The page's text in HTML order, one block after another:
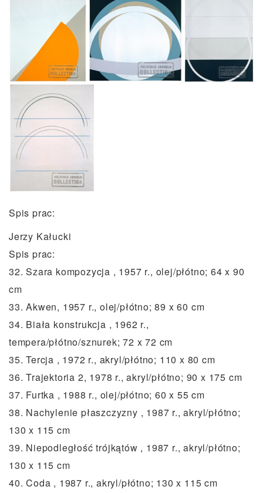
Spis prac:
Jerzy Kałucki
Spis prac:
32. Szara kompozycja , 1957 r., olej/płótno; 64 x 90
cm
33. Akwen, 1957 r., olej/płótno; 89 x 60 cm
34. Biała konstrukcja , 1962 r.,
tempera/płótno/sznurek; 72 x 72 cm
35. Tercja , 1972 r., akryl/płótno; 110 x 80 cm
36. Trajektoria 2, 1978 r., akryl/płótno; 90 x 175 cm
37. Furtka , 1988 r., olej/płótno; 60 x 55 cm
38. Nachylenie płaszczyzny , 1987 r., akryl/płótno;
130 x 115 cm
39. Niepodległość trójkątów , 1987 r., akryl/płótno;
130 x 115 cm
40. Coda , 1987 r., akryl/płótno; 130 x 115 cm